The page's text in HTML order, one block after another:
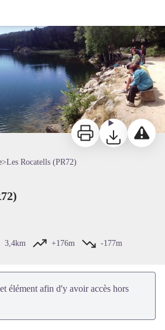
Orientales Le Département
naturelle - © service APN
ImprimerTéléchargerSignaler
>Les Rocatells (PR72)
3,4km +176m
-177m
élément afin d'y avoir accès hors